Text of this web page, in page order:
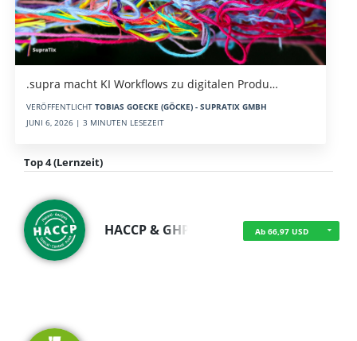
.supra macht KI Workflows zu digitalen Produ…
VERÖFFENTLICHT TOBIAS GOECKE (GÖCKE) - SUPRATIX GMBH
JUNI 6, 2026 | 3 MINUTEN LESEZEIT
Top 4 (Lernzeit)
HACCP & GHP Ab 66,97 USD